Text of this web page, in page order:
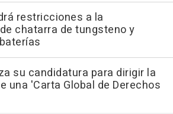
restricciones a la
chatarra de tungsteno y
su candidatura para dirigir la
una 'Carta Global de Derechos